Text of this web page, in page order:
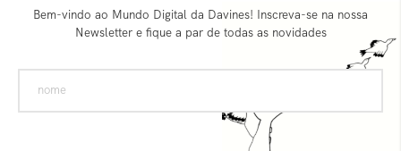
Bem-vindo ao Mundo Digital da Davines! Inscreva-se na nossa
Newsletter e fique a par de todas as novidades